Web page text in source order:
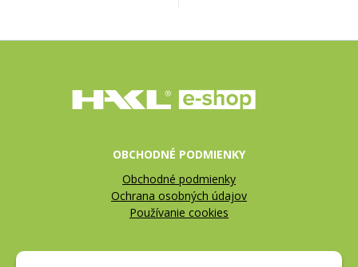
OBCHODNÉ PODMIENKY
Obchodné podmienky
Ochrana osobných údajov
Používanie cookies